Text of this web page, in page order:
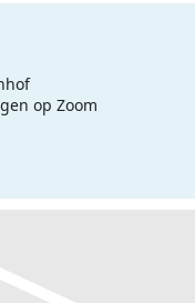
op Zoom